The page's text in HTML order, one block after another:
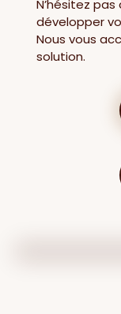
N’hésitez
développer
Nous vous
solution.